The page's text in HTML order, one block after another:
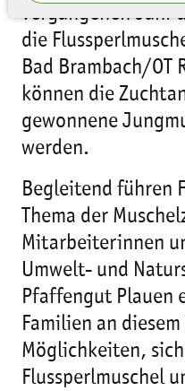
vergangenen Jahr
die
Bad Brambach/OT
können die
gewonnene
werden.
Begleitend führen
Thema der
Mitarbeiterinnen
Umwelt- und
Pfaffengut Plauen
Familien an
Möglichkeiten,
Flussperlmuschel